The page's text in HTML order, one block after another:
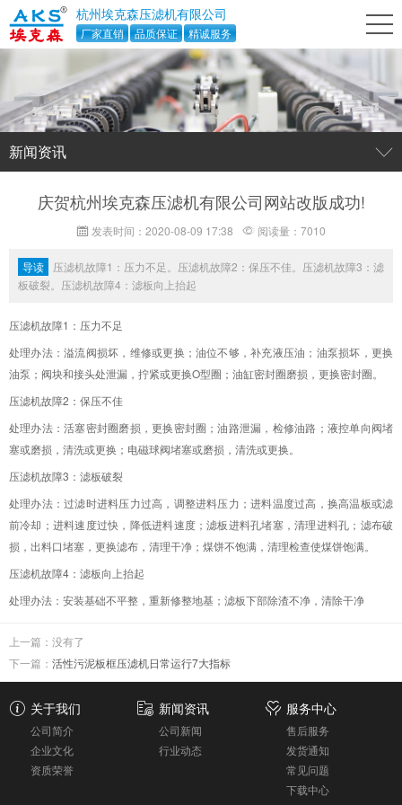
杭州埃克森压滤机有限公司
厂家直销 品质保证 精诚服务
新闻资讯
庆贺杭州埃克森压滤机有限公司网站改版成功!
发表时间：2020-08-09 17:38 阅读量：7010
导读
压滤机故障1：压力不足。压滤机故障2：保压不佳。压滤机故障3：滤
板破裂。压滤机故障4：滤板向上抬起
压滤机故障1：压力不足
处理办法：溢流阀损坏，维修或更换；油位不够，补充液压油；油泵损坏，更换
油泵；阀块和接头处泄漏，拧紧或更换O型圈；油缸密封圈磨损，更换密封圈。
压滤机故障2：保压不佳
处理办法：活塞密封圈磨损，更换密封圈；油路泄漏，检修油路；液控单向阀堵
塞或磨损，清洗或更换；电磁球阀堵塞或磨损，清洗或更换。
压滤机故障3：滤板破裂
处理办法：过滤时进料压力过高，调整进料压力；进料温度过高，换高温板或滤
前冷却；进料速度过快，降低进料速度；滤板进料孔堵塞，清理进料孔；滤布破
损，出料口堵塞，更换滤布，清理干净；煤饼不饱满，清理检查使煤饼饱满。
压滤机故障4：滤板向上抬起
处理办法：安装基础不平整，重新修整地基；滤板下部除渣不净，清除干净
上一篇：没有了
下一篇： 活性污泥板框压滤机日常运行7大指标
关于我们
公司简介
企业文化
资质荣誉
新闻资讯
公司新闻
行业动态
服务中心
售后服务
发货通知
常见问题
下载中心